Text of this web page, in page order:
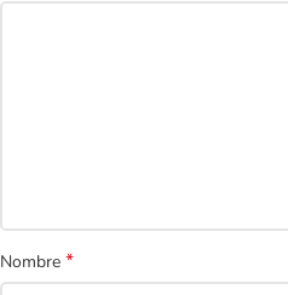
Nombre *